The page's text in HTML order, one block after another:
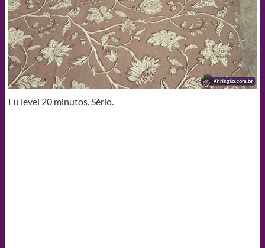
Eu levei 20 minutos. Sério.